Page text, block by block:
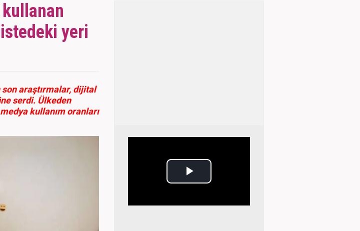
yeri
son araştırmalar, dijital
serdi. Ülkeden
kullanım oranları